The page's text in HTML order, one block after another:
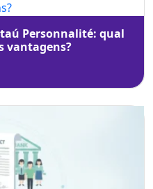
Personnalité: qual
vantagens?